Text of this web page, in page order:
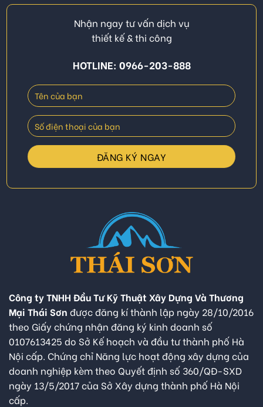
Nhận ngay tư vấn dịch vụ
thiết kế & thi công
HOTLINE: 0966-203-888
Công ty TNHH Đầu Tư Kỹ Thuật Xây Dựng Và Thương
Mại Thái Sơn được đăng kí thành lập ngày 28/10/2016
theo Giấy chứng nhận đăng ký kinh doanh số
0107613425 do Sở Kế hoạch và đầu tư thành phố Hà
Nội cấp. Chứng chỉ Năng lực hoạt động xây dựng của
doanh nghiệp kèm theo Quyết định số 360/QĐ-SXD
ngày 13/5/2017 của Sở Xây dựng thành phố Hà Nội
cấp.